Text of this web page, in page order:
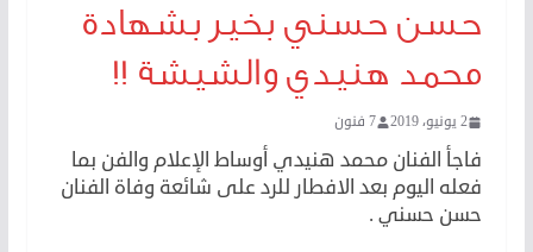
حسن حسني بخير بشهادة
محمد هنيدي والشيشة !!
2 يونيو، 2019 7 فنون
فاجأ الفنان محمد هنيدي أوساط الإعلام والفن بما
فعله اليوم بعد الافطار للرد على شائعة وفاة الفنان
حسن حسني .